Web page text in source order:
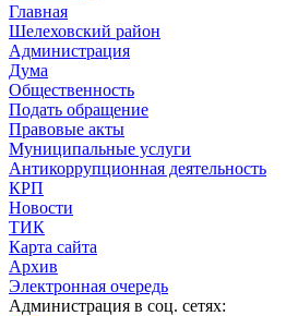
Главная
Шелеховский район
Администрация
Дума
Общественность
Подать обращение
Правовые акты
Муниципальные услуги
Антикоррупционная деятельность
КРП
Новости
ТИК
Карта сайта
Архив
Электронная очередь
Администрация в соц. сетях: